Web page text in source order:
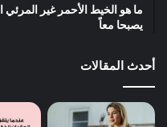
ما هو الخيط الأحمر غير
يصبحا معاً
أحدث المقالات